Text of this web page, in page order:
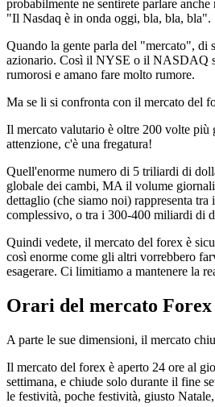
probabilmente ne sentirete parlare
"Il Nasdaq è in onda oggi, bla, bla, bla".
Quando la gente parla del "mercato", di
azionario. Così il NYSE o il NASDAQ
rumorosi e amano fare molto rumore.
Ma se li si confronta con il mercato del
Il mercato valutario è oltre 200 volte
attenzione, c'è una fregatura!
Quell'enorme numero di 5 triliardi di
globale dei cambi, MA il volume
dettaglio (che siamo noi) rappresenta
complessivo, o tra i 300-400 miliardi di
Quindi vedete, il mercato del forex è
così enorme come gli altri vorrebbero
esagerare. Ci limitiamo a mantenere la
Orari del mercato Forex
A parte le sue dimensioni, il mercato
Il mercato del forex è aperto 24 ore al
settimana, e chiude solo durante il fine
le festività, poche festività, giusto